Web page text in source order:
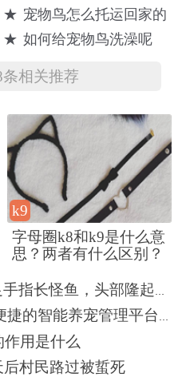
惕鹦
愿者已连夜捕
捉救援 专家：
杀生
★ 宠物鸟怎么托运回家的
★ 如何给宠物鸟洗澡呢
条相关推荐
k9
字母圈k8和k9是什么意
思？两者有什么区别？
● 广东男子赶海逮到不足手指长怪鱼，头部隆起像奥特曼
● Pet无忧方便吗？高效便捷的智能养宠管理平台详解
用是什么
村民路过被蜇死